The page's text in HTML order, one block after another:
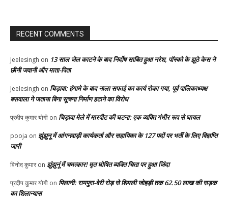
RECENT COMMENTS
Jeelesingh on 13 साल जेल काटने के बाद निर्दोष साबित हुआ नरेश, पॉस्को के झूठे केस ने
छीनी जवानी और माता-पिता
Jeelesingh on चिड़ावा: हंगामे के बाद नाला सफाई का कार्य रोका गया, पूर्व पालिकाध्यक्ष
बसवाला ने जताया बिना सूचना निर्माण हटाने का विरोध
प्रदीप कुमार योगी on चिड़ावा मेले में मारपीट की घटना: एक व्यक्ति गंभीर रूप से घायल
pooja on झुंझुनू में आंगनवाड़ी कार्यकर्ता और सहायिका के 127 पदों पर भर्ती के लिए विज्ञप्ति
जारी
विनोद कुमारon झुंझुनूं में चमत्कार! मृत घोषित व्यक्ति चिता पर हुआ जिंदा
प्रदीप कुमार योगी on पिलानी: रामपुरा-बेरी रोड़ से शिमली जोहड़ी तक 62.50 लाख की सड़क
का शिलान्यास